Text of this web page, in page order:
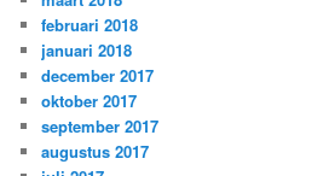
februari 2018
januari 2018
december 2017
oktober 2017
september 2017
augustus 2017